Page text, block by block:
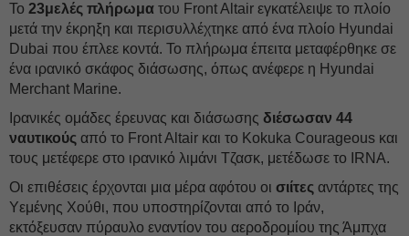
Το 23μελές πλήρωμα του Front Altair εγκατέλειψε το πλοίο
μετά την έκρηξη και περισυλλέχτηκε από ένα πλοίο Hyundai
Dubai που έπλεε κοντά. Το πλήρωμα έπειτα μεταφέρθηκε σε
ένα ιρανικό σκάφος διάσωσης, όπως ανέφερε η Hyundai
Merchant Marine.
Ιρανικές ομάδες έρευνας και διάσωσης διέσωσαν 44
ναυτικούς από το Front Altair και το Kokuka Courageous και
τους μετέφερε στο ιρανικό λιμάνι Τζασκ, μετέδωσε το IRNA.
Οι επιθέσεις έρχονται μια μέρα αφότου οι σιίτες αντάρτες της
Υεμένης Χούθι, που υποστηρίζονται από το Ιράν,
εκτόξευσαν πύραυλο εναντίον του αεροδρομίου της Άμπχα